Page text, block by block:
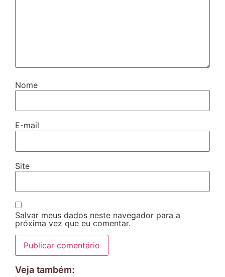
Nome
E-mail
Site
Salvar meus dados neste navegador para a
próxima vez que eu comentar.
Veja também: